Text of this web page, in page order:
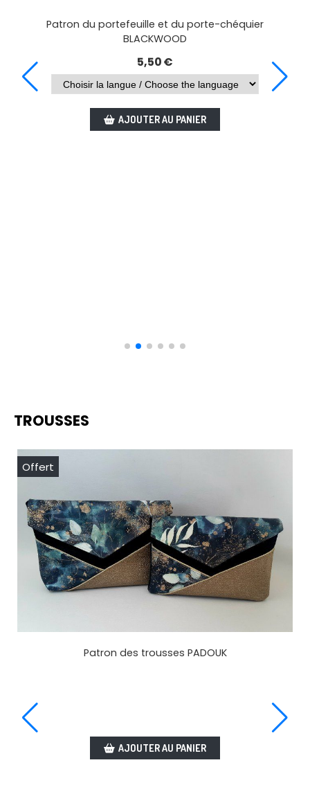
Patron du portefeuille et du porte-chéquier
BLACKWOOD
5,50€
AJOUTER AU PANIER
TROUSSES
Offert
Patron des trousses PADOUK
AJOUTER AU PANIER